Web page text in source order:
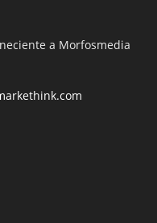
a Morfosmedia